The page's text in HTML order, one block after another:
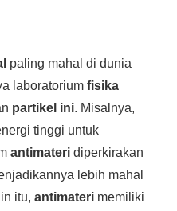
paling mahal di dunia
laboratorium fisika
partikel ini. Misalnya,
tinggi untuk
antimateridiperkirakan
lebih mahal
itu, antimaterimemiliki